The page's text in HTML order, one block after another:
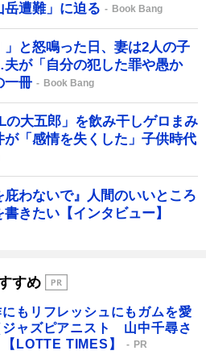
岳遭難」に迫る
Book Bang
」と怒鳴った日、妻は2人の子
が「自分の犯した罪や愚か
一冊
Book Bang
の大五郎」を飲み干しゲロまみ
「感情を失くした」子供時代
わないで』人間のいいところ
きたい【インタビュー】
すめ
にもリフレッシュにもガムを愛
ジャズピアニスト 山中千尋さ
【LOTTE TIMES】
PR